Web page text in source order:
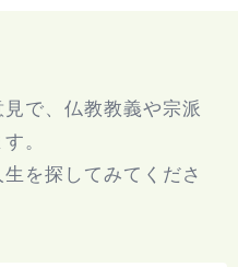
で、仏教教義や宗派
。
を探してみてくださ